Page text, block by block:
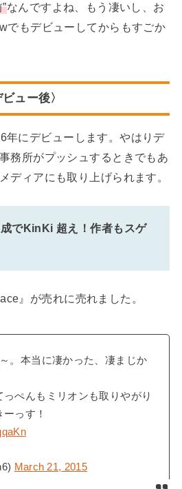
なんですよね、もう凄いし、お
でもデビューしてからもすごか
ュー後〉
年にデビューします。やはりデ
務所がプッシュするときでもあ
ディアにも取り上げられます。
でKinKi 超え！作者もスゲ
』が売れに売れました。
。本当に凄かった、凄まじか
もミリオンも取りやがり
っす！
March 21, 2015